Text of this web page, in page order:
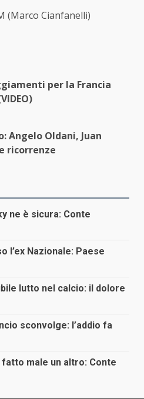
(Marco Cianfanelli)
per la Francia
Angelo Oldani, Juan
ricorrenze
ne è sicura: Conte
l’ex Nazionale: Paese
lutto nel calcio: il dolore
sconvolge: l’addio fa
fatto male un altro: Conte